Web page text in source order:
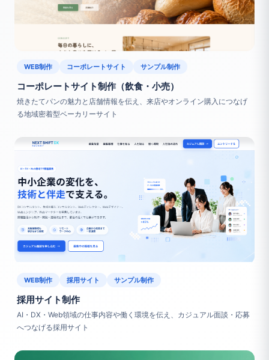
WEB制作 コーポレートサイト サンプル制作
コーポレートサイト制作（飲食・小売）
焼きたてパンの魅力と店舗情報を伝え、来店やオンライン購入につなげ
る地域密着型ベーカリーサイト
WEB制作 採用サイト サンプル制作
採用サイト制作
AI・DX・Web領域の仕事内容や働く環境を伝え、カジュアル面談・応募
へつなげる採用サイト